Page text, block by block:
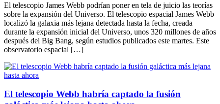
El telescopio James Webb podrían poner en tela de juicio las teorías
sobre la expansión del Universo. El telescopio espacial James Webb
localizó la galaxia más lejana detectada hasta la fecha, creada
durante la expansión inicial del Universo, unos 320 millones de años
después del Big Bang, según estudios publicados este martes. Este
observatorio espacial […]
El telescopio Webb habría captado la fusión